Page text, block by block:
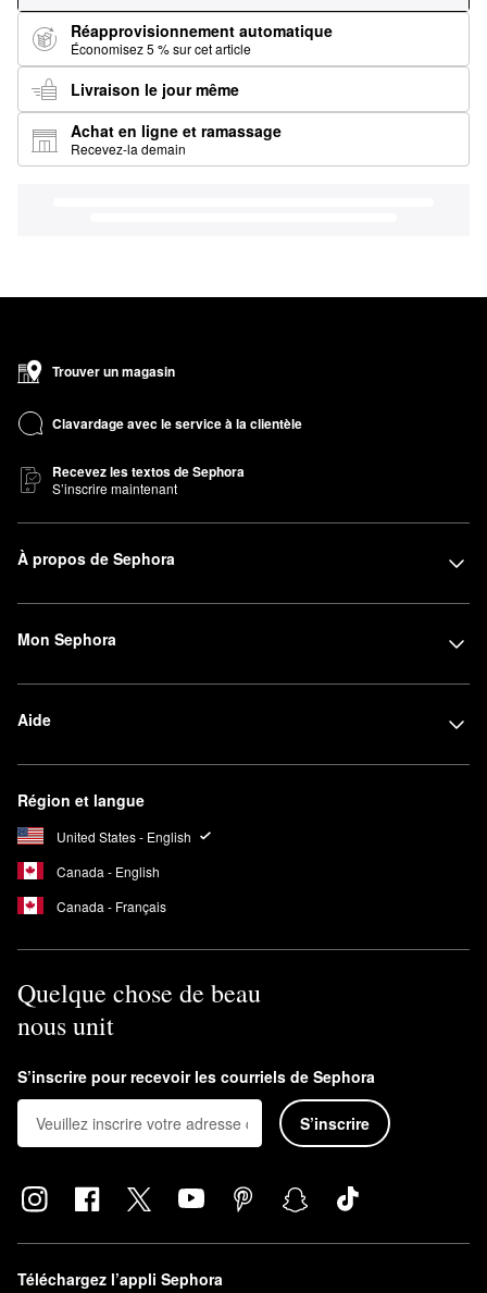
Réapprovisionnement automatique
Économisez 5 % sur cet article
Livraison le jour même
Achat en ligne et ramassage
Recevez-la demain
Trouver un magasin
Clavardage avec le service à la clientèle
Recevez les textos de Sephora
S’inscrire maintenant
À propos de Sephora
Mon Sephora
Aide
Région et langue
United States - English
Canada - English
Canada - Français
Quelque chose de beau
nous unit
S’inscrire pour recevoir les courriels de Sephora
S’inscrire
Téléchargez l’appli Sephora